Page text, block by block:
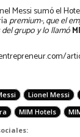
Messi sumó el
premium-, que el
grupo y lo llamó
Lionel Messi
MIM Hotels